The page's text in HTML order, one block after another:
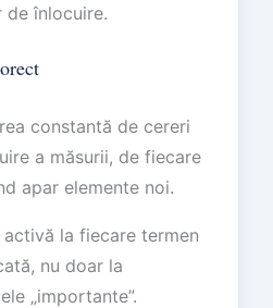
de înlocuire.
constantă de cereri
a măsurii, de fiecare
apar elemente noi.
activă la fiecare termen
nu doar la
„importante”.